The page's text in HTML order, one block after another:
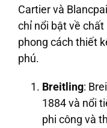
Cartiervà
chỉ nổi bật về
phong cách thiết
phú.
Breitling:
1884 và nổi
phi công và